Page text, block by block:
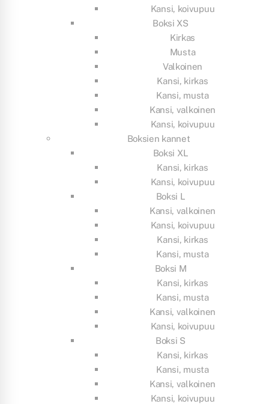
Kansi, koivupuu
Boksi XS
Kirkas
Musta
Valkoinen
Kansi, kirkas
Kansi, musta
Kansi, valkoinen
Kansi, koivupuu
Boksien kannet
Boksi XL
Kansi, kirkas
Kansi, koivupuu
Boksi L
Kansi, valkoinen
Kansi, koivupuu
Kansi, kirkas
Kansi, musta
Boksi M
Kansi, kirkas
Kansi, musta
Kansi, valkoinen
Kansi, koivupuu
Boksi S
Kansi, kirkas
Kansi, musta
Kansi, valkoinen
Kansi, koivupuu